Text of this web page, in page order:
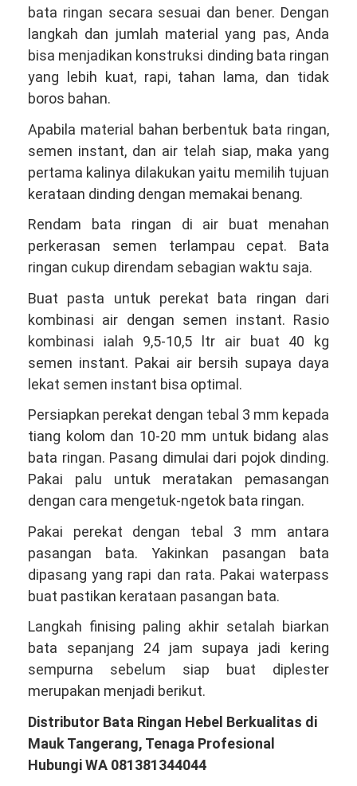
bata ringan secara sesuai dan bener. Dengan
langkah dan jumlah material yang pas, Anda
bisa menjadikan konstruksi dinding bata ringan
yang lebih kuat, rapi, tahan lama, dan tidak
boros bahan.
Apabila material bahan berbentuk bata ringan,
semen instant, dan air telah siap, maka yang
pertama kalinya dilakukan yaitu memilih tujuan
kerataan dinding dengan memakai benang.
Rendam bata ringan di air buat menahan
perkerasan semen terlampau cepat. Bata
ringan cukup direndam sebagian waktu saja.
Buat pasta untuk perekat bata ringan dari
kombinasi air dengan semen instant. Rasio
kombinasi ialah 9,5-10,5 ltr air buat 40 kg
semen instant. Pakai air bersih supaya daya
lekat semen instant bisa optimal.
Persiapkan perekat dengan tebal 3 mm kepada
tiang kolom dan 10-20 mm untuk bidang alas
bata ringan. Pasang dimulai dari pojok dinding.
Pakai palu untuk meratakan pemasangan
dengan cara mengetuk-ngetok bata ringan.
Pakai perekat dengan tebal 3 mm antara
pasangan bata. Yakinkan pasangan bata
dipasang yang rapi dan rata. Pakai waterpass
buat pastikan kerataan pasangan bata.
Langkah finising paling akhir setalah biarkan
bata sepanjang 24 jam supaya jadi kering
sempurna sebelum siap buat diplester
merupakan menjadi berikut.
Distributor Bata Ringan Hebel Berkualitas di
Mauk Tangerang, Tenaga Profesional
Hubungi WA 081381344044